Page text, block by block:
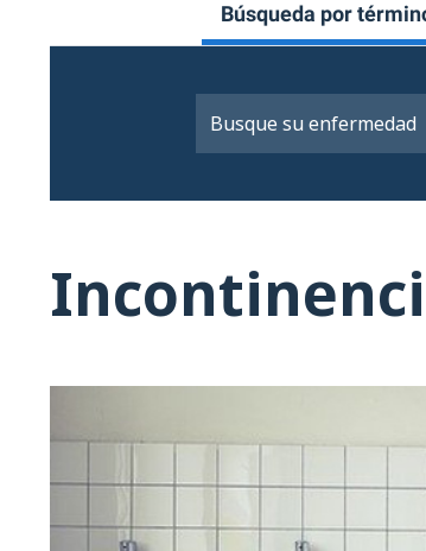
Búsqueda por